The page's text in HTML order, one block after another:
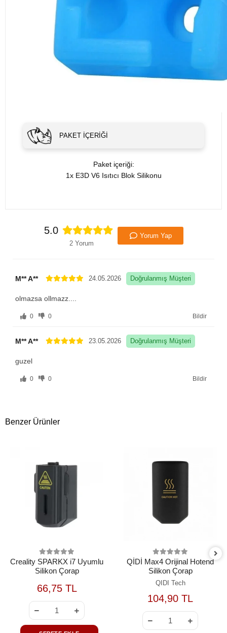
PAKET İÇERIĞI
Paket içeriği:
1x E3D V6 Isıtıcı Blok Silikonu
5.0
2 Yorum
Yorum Yap
M** A** 24.05.2026 Doğrulanmış Müşteri
olmazsa ollmazz....
0 0 Bildir
M** A** 23.05.2026 Doğrulanmış Müşteri
guzel
0 0 Bildir
Benzer Ürünler
Creality SPARKX i7 Uyumlu
Silikon Çorap
66,75 TL
QİDİ Max4 Orijinal Hotend
Silikon Çorap
QIDI Tech
104,90 TL